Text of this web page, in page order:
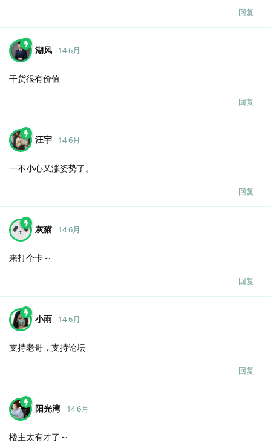
回复
湖风 14 6月
干货很有价值
回复
汪宇 14 6月
一不小心又涨姿势了。
回复
灰猫 14 6月
来打个卡～
回复
小雨 14 6月
支持老哥，支持论坛
回复
阳光湾 14 6月
楼主太有才了～